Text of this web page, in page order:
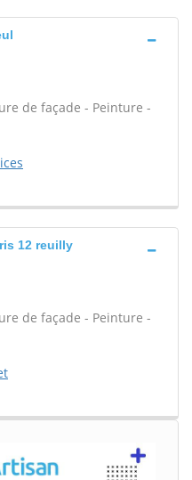
de façade - Peinture -
12 reuilly
de façade - Peinture -